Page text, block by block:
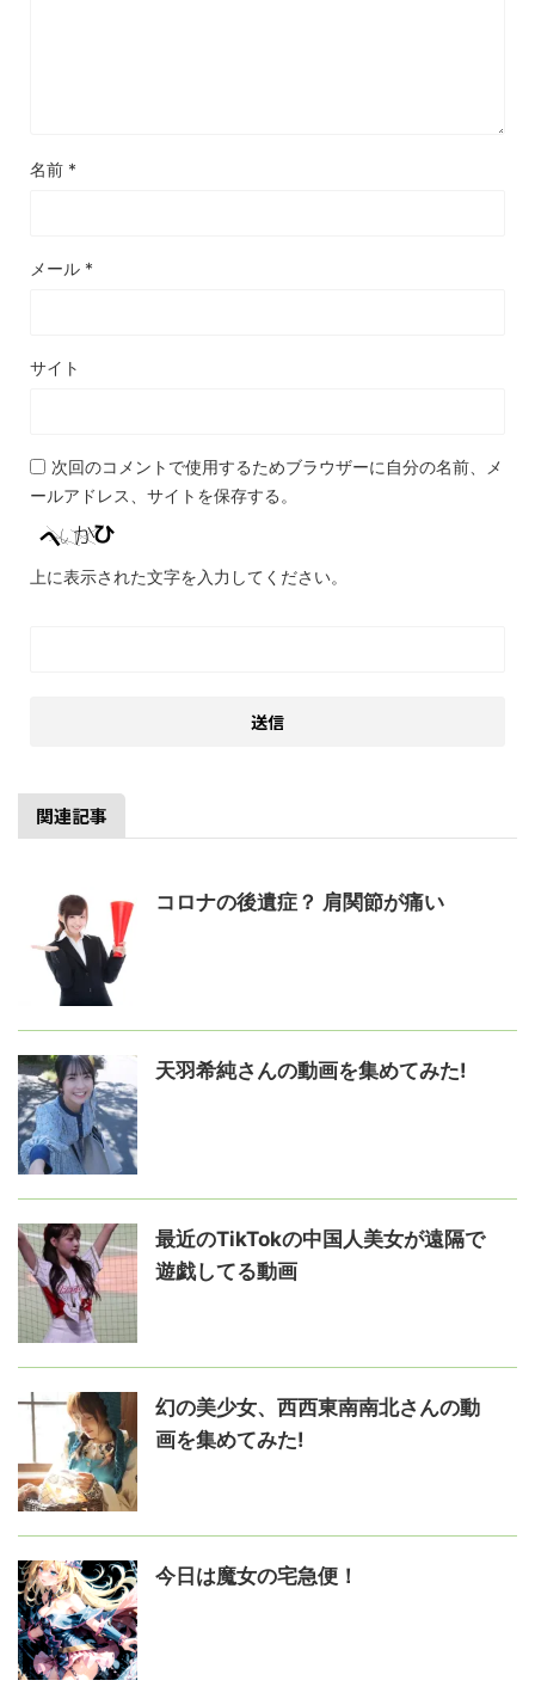
名前 *
メール *
サイト
次回のコメントで使用するためブラウザーに自分の名前、メ
ールアドレス、サイトを保存する。
上に表示された文字を入力してください。
関連記事
コロナの後遺症？ 肩関節が痛い
天羽希純さんの動画を集めてみた!
最近のTikTokの中国人美女が遠隔で
遊戯してる動画
幻の美少女、西西東南南北さんの動
画を集めてみた!
今日は魔女の宅急便！